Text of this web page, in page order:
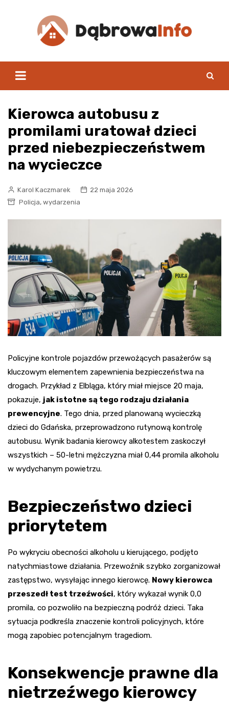
Kierowca autobusu z
promilami uratował dzieci
przed niebezpieczeństwem
na wycieczce
Karol Kaczmarek
22 maja 2026
Policja, wydarzenia
Policyjne kontrole pojazdów przewożących pasażerów są
kluczowym elementem zapewnienia bezpieczeństwa na
drogach. Przykład z Elbląga, który miał miejsce 20 maja,
pokazuje, jak istotne są tego rodzaju działania
prewencyjne. Tego dnia, przed planowaną wycieczką
dzieci do Gdańska, przeprowadzono rutynową kontrolę
autobusu. Wynik badania kierowcy alkotestem zaskoczył
wszystkich – 50-letni mężczyzna miał 0,44 promila alkoholu
w wydychanym powietrzu.
Bezpieczeństwo dzieci
priorytetem
Po wykryciu obecności alkoholu u kierującego, podjęto
natychmiastowe działania. Przewoźnik szybko zorganizował
zastępstwo, wysyłając innego kierowcę. Nowy kierowca
przeszedł test trzeźwości, który wykazał wynik 0,0
promila, co pozwoliło na bezpieczną podróż dzieci. Taka
sytuacja podkreśla znaczenie kontroli policyjnych, które
mogą zapobiec potencjalnym tragediom.
Konsekwencje prawne dla
nietrzeźwego kierowcy